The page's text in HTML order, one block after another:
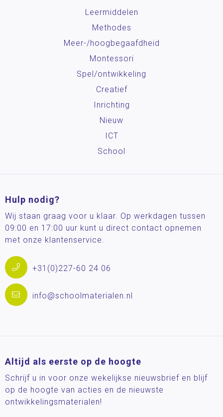
Leermiddelen
Methodes
Meer-/hoog­begaafdheid
Montessori
Spel/ontwikkeling
Creatief
Inrichting
Nieuw
ICT
School
Hulp nodig?
Wij staan graag voor u klaar. Op werkdagen tussen
09:00 en 17:00 uur kunt u direct contact opnemen
met onze klantenservice.
+31(0)227-60 24 06
info@schoolmaterialen.nl
Altijd als eerste op de hoogte
Schrijf u in voor onze wekelijkse nieuwsbrief en blijf
op de hoogte van acties en de nieuwste
ontwikkelingsmaterialen!